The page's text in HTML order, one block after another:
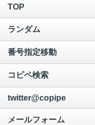
TOP
ランダム
番号指定移動
コピペ検索
twitter@copipe
メールフォーム